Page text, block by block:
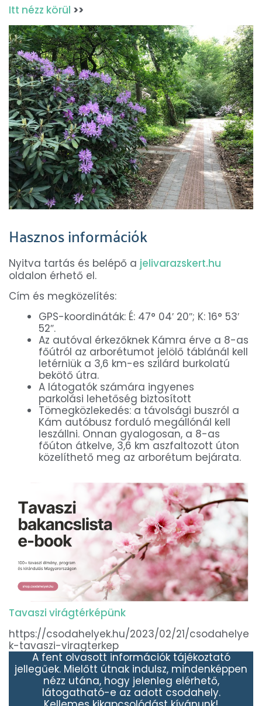
Itt nézz körül >>
Hasznos információk
Nyitva tartás és belépő a jelivarazskert.hu
oldalon érhető el.
Cím és megközelítés:
GPS-koordináták: É: 47° 04′ 20″; K: 16° 53′
52″.
Az autóval érkezőknek Kámra érve a 8-as
főútról az arborétumot jelölő táblánál kell
letérniük a 3,6 km-es szilárd burkolatú
bekötő útra.
A látogatók számára ingyenes
parkolási lehetőség biztosított
Tömegközlekedés: a távolsági buszról a
Kám autóbusz forduló megállónál kell
leszállni. Onnan gyalogosan, a 8-as
főúton átkelve, 3,6 km aszfaltozott úton
közelíthető meg az arborétum bejárata.
Tavaszi virágtérképünk
https://csodahelyek.hu/2023/02/21/csodahelye
k-tavaszi-viragterkep
A fent olvasott információk tájékoztató
jellegűek. Mielőtt útnak indulsz, mindenképpen
nézz utána, hogy jelenleg elérhető,
látogatható-e az adott csodahely.